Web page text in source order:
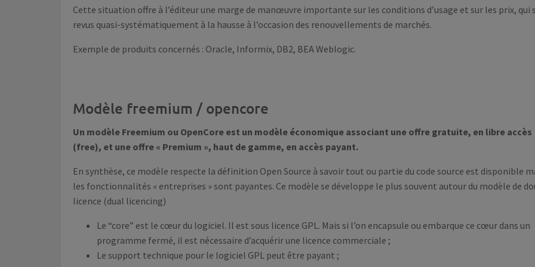
Cette situation offre à l’éditeur une marge de manœuvre importante sur les conditions d’usage et sur les prix, qui
revus quasi-systématiquement à la hausse à l’occasion des renouvellements de marchés.
Exemple de produits concernés : Oracle, Informix, DB2, BEA Weblogic.
Modèle freemium / opencore
Un modèle Freemium ou OpenCore est un modèle économique associant une offre gratuite, en libre accès
(free), et une offre « Premium », haut de gamme, en accès payant.
En synthèse, ce modèle respecte la définition Open Source à savoir tout ou partie du code source est disponible
les fonctionnalités « entreprises » sont payantes. Ce modèle se développe le plus souvent autour du modèle de
licence (dual licencing)
Le “core” est le cœur du logiciel. Il est sous licence GPL. Mais si l’on encapsule ou embarque ce cœur dans un
programme fermé, il est nécessaire d’acquérir une licence commerciale ;
Le support technique pour le logiciel GPL peut être payant ;